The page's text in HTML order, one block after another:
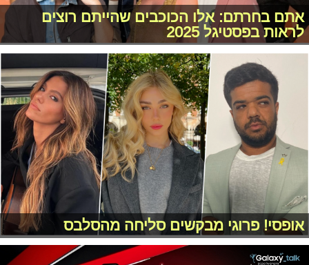
אתם בחרתם: אלו הכוכבים שהייתם רוצים
לראות בפסטיגל 2025
אופסי! פרוגי מבקשים סליחה מהסלבס